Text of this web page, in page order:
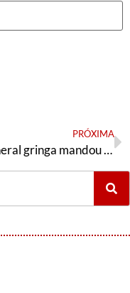
PRÓXIMA
A general gringa mandou bala